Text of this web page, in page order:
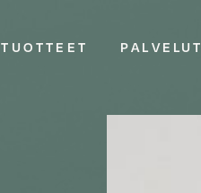
TUOTTEET PALVELUT